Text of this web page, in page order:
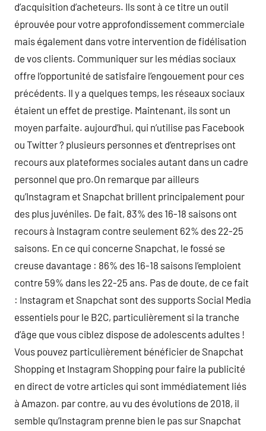
d’acquisition d’acheteurs. Ils sont à ce titre un outil
éprouvée pour votre approfondissement commerciale
mais également dans votre intervention de fidélisation
de vos clients. Communiquer sur les médias sociaux
offre l’opportunité de satisfaire l’engouement pour ces
précédents. Il y a quelques temps, les réseaux sociaux
étaient un effet de prestige. Maintenant, ils sont un
moyen parfaite. aujourd’hui, qui n’utilise pas Facebook
ou Twitter ? plusieurs personnes et d’entreprises ont
recours aux plateformes sociales autant dans un cadre
personnel que pro.On remarque par ailleurs
qu’Instagram et Snapchat brillent principalement pour
des plus juvéniles. De fait, 83% des 16-18 saisons ont
recours à Instagram contre seulement 62% des 22-25
saisons. En ce qui concerne Snapchat, le fossé se
creuse davantage : 86% des 16-18 saisons l’emploient
contre 59% dans les 22-25 ans. Pas de doute, de ce fait
: Instagram et Snapchat sont des supports Social Media
essentiels pour le B2C, particulièrement si la tranche
d’âge que vous ciblez dispose de adolescents adultes !
Vous pouvez particulièrement bénéficier de Snapchat
Shopping et Instagram Shopping pour faire la publicité
en direct de votre articles qui sont immédiatement liés
à Amazon. par contre, au vu des évolutions de 2018, il
semble qu’Instagram prenne bien le pas sur Snapchat